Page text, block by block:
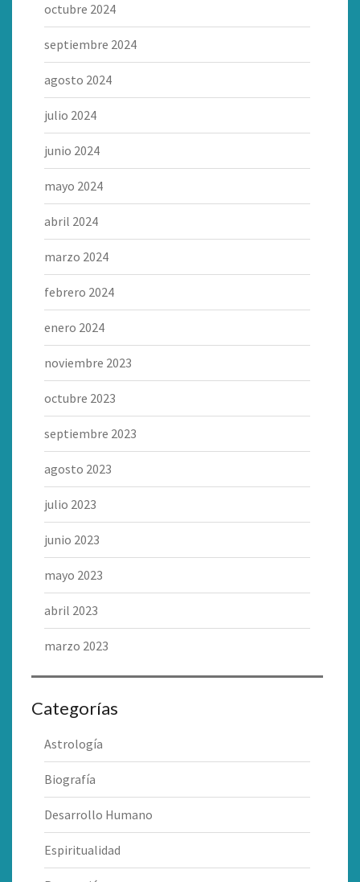
octubre 2024
septiembre 2024
agosto 2024
julio 2024
junio 2024
mayo 2024
abril 2024
marzo 2024
febrero 2024
enero 2024
noviembre 2023
octubre 2023
septiembre 2023
agosto 2023
julio 2023
junio 2023
mayo 2023
abril 2023
marzo 2023
Categorías
Astrología
Biografía
Desarrollo Humano
Espiritualidad